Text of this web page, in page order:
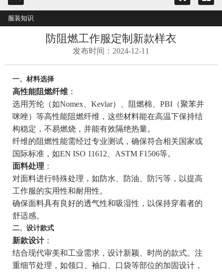
服装知识
防阻燃工作服定制新款样衣
发布时间：2024-12-11
一、材料选择
高性能阻燃纤维：
选用芳纶（如Nomex、Kevlar）、阻燃棉、PBI（聚苯并
咪唑）等高性能阻燃纤维，这些材料能在高温下保持结
构稳定，不易燃烧，并能有效隔绝热量。
纤维的阻燃性能需经过专业测试，确保符合相关国家或
国际标准，如EN ISO 11612、ASTM F1506等。
面料处理 ：
对面料进行特殊处理，如防水、防油、防污等，以提高
工作服的实用性和耐用性。
确保面料具有良好的透气性和吸湿性，以保持穿着者的
舒适感。
二、设计款式
新款设计：
结合现代审美和工业需求，设计新颖、时尚的款式。注
重细节处理，如领口、袖口、口袋等部位的加固设计，